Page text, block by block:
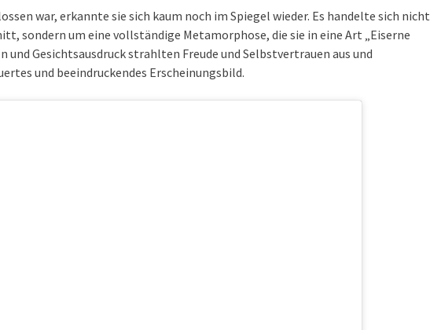
war, erkannte sie sich kaum noch im Spiegel wieder. Es handelte sich nicht
sondern um eine vollständige Metamorphose, die sie in eine Art „Eiserne
und Gesichtsausdruck strahlten Freude und Selbstvertrauen aus und
und beeindruckendes Erscheinungsbild.